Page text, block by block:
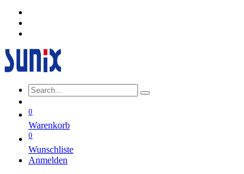
0
Warenkorb
0
Wunschliste
Anmelden